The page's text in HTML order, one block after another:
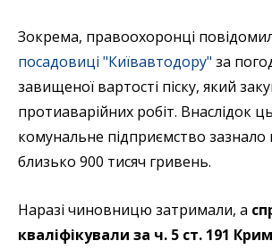
Зокрема, правоохоронці
посадовиці "Київавтодору" за
завищеної вартості піску, який
протиаварійних робіт. Внаслідок
комунальне підприємство
близько 900 тисяч гривень.
Наразі чиновницю затримали, а
кваліфікували за ч. 5 ст. 191